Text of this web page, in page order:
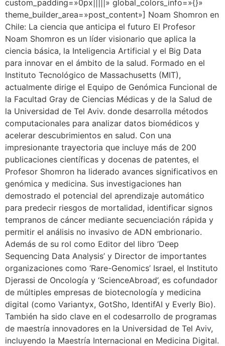
custom_padding=»0px|||||» global_colors_info=»{}»
theme_builder_area=»post_content»] Noam Shomron en
Chile: La ciencia que anticipa el futuro El Profesor
Noam Shomron es un líder visionario que aplica la
ciencia básica, la Inteligencia Artificial y el Big Data
para innovar en el ámbito de la salud. Formado en el
Instituto Tecnológico de Massachusetts (MIT),
actualmente dirige el Equipo de Genómica Funcional de
la Facultad Gray de Ciencias Médicas y de la Salud de
la Universidad de Tel Aviv. donde desarrolla métodos
computacionales para analizar datos biomédicos y
acelerar descubrimientos en salud. Con una
impresionante trayectoria que incluye más de 200
publicaciones científicas y docenas de patentes, el
Profesor Shomron ha liderado avances significativos en
genómica y medicina. Sus investigaciones han
demostrado el potencial del aprendizaje automático
para predecir riesgos de mortalidad, identificar signos
tempranos de cáncer mediante secuenciación rápida y
permitir el análisis no invasivo de ADN embrionario.
Además de su rol como Editor del libro ‘Deep
Sequencing Data Analysis’ y Director de importantes
organizaciones como ‘Rare-Genomics’ Israel, el Instituto
Djerassi de Oncología y ‘ScienceAbroad’, es cofundador
de múltiples empresas de biotecnología y medicina
digital (como Variantyx, GotSho, IdentifAI y Everly Bio).
También ha sido clave en el codesarrollo de programas
de maestría innovadores en la Universidad de Tel Aviv,
incluyendo la Maestría Internacional en Medicina Digital.